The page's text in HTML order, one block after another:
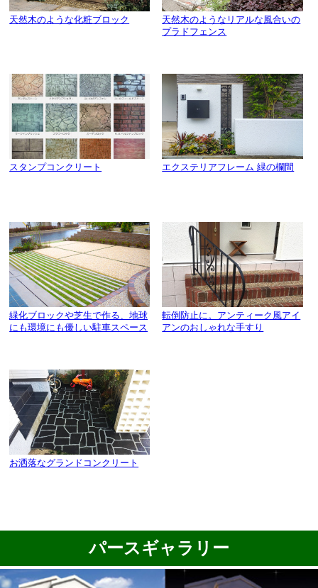
天然木のような化粧ブロック
天然木のようなリアルな風合いの
プラドフェンス
スタンプコンクリート エクステリアフレーム 緑の欄間
緑化ブロックや芝生で作る、地球
にも環境にも優しい駐車スペース
転倒防止に。アンティーク風アイ
アンのおしゃれな手すり
お洒落なグランドコンクリート
パースギャラリー